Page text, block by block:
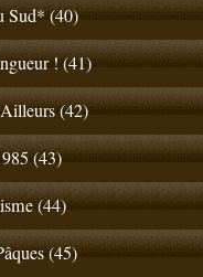
Sud* (40)
! (41)
(42)
(43)
(44)
(45)